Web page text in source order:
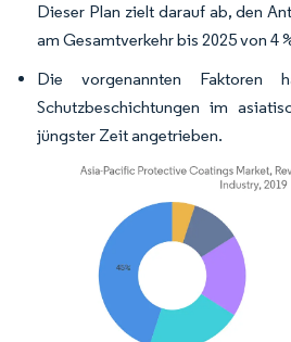
Dieser Plan zielt darauf ab, den
am Gesamtverkehr bis 2025 von 4
Die vorgenannten Faktoren
Schutzbeschichtungen im
jüngster Zeit angetrieben.